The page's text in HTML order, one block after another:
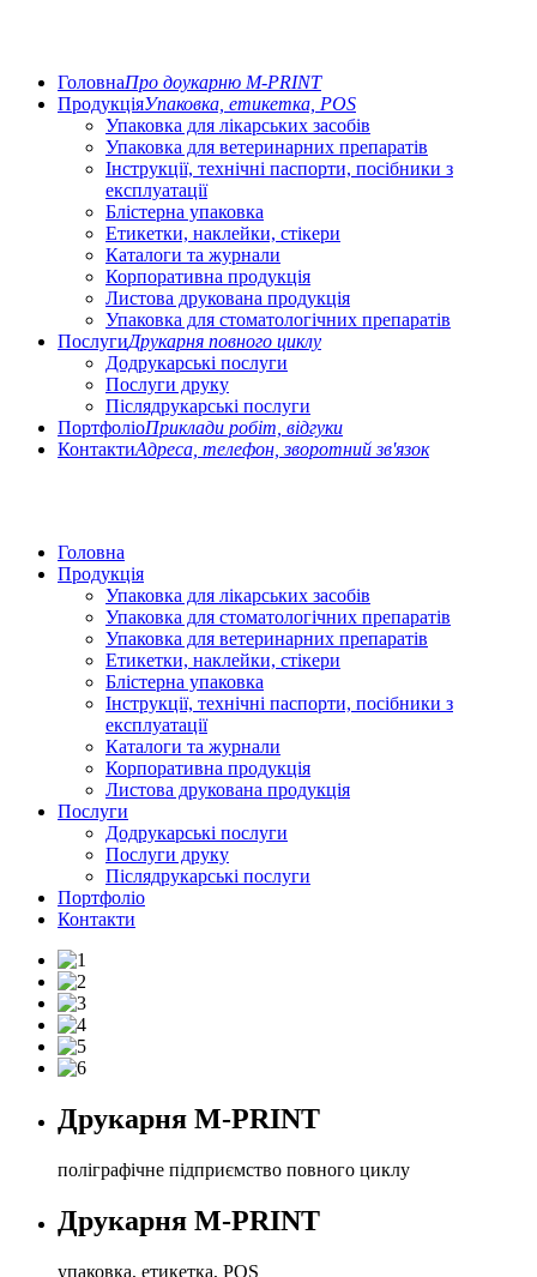
ГоловнаПро доукарню M-PRINT
ПродукціяУпаковка, етикетка, POS
Упаковка для лікарських засобів
Упаковка для ветеринарних препаратів
Інструкції, технічні паспорти, посібники з
експлуатації
Блістерна упаковка
Етикетки, наклейки, стікери
Каталоги та журнали
Корпоративна продукція
Листова друкована продукція
Упаковка для стоматологічних препаратів
ПослугиДрукарня повного циклу
Додрукарські послуги
Послуги друку
Післядрукарські послуги
ПортфоліоПриклади робіт, відгуки
КонтактиАдреса, телефон, зворотний зв'язок
Головна
Продукція
Упаковка для лікарських засобів
Упаковка для стоматологічних препаратів
Упаковка для ветеринарних препаратів
Етикетки, наклейки, стікери
Блістерна упаковка
Інструкції, технічні паспорти, посібники з
експлуатації
Каталоги та журнали
Корпоративна продукція
Листова друкована продукція
Послуги
Додрукарські послуги
Послуги друку
Післядрукарські послуги
Портфоліо
Контакти
Друкарня M-PRINT
поліграфічне підприємство повного циклу
Друкарня M-PRINT
упаковка, етикетка, POS